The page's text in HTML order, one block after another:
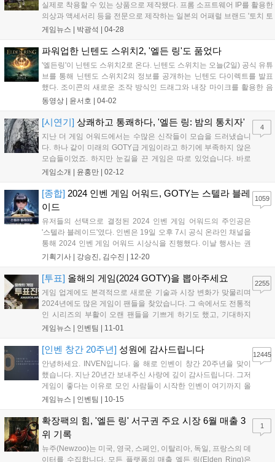
실제로 착용할 수 있는 상품으로 제작됐다. 프롬 소프트웨어 IP를 활용한
의상과 액세서리 등을 전문으로 제작하는 일본의 어패럴 브랜드 '토치 토
치(TORCH TORCH)'가 금일(28일), '엘든 링'에 등장하는 필수 아이템 중
게임뉴스 | 박광석 04-28
파워업한 닌텐도 스위치2, '엘든 링'도 품었다
'엘든링'이 닌텐도 스위치2로 온다. 닌텐도 스위치는 오늘(2일) 공식 유튜
브를 통해 닌텐도 스위치2의 정보를 공개하는 닌텐도 다이렉트를 발표
했다. 조이콘의 새로운 조작 방식인 드래그와 내장 마이크를 활용한 음
성 인식, 채팅 그리고 4K와 120FPS 지원 등 닌텐도 스위치2의 사양을
할...
동영상 | 윤서호 04-02
[시연기] 상쾌하고 통쾌하다, '엘든 링: 밤의 통치자'
지난 더 게임 어워드에서는 수많은 신작들이 모습을 드러냈습니
다. 하나 같이 미래의 GOTY급 게임이라고 하기에 부족하지 않은
모습들이었죠. 하지만 눈길을 끈 게임은 따로 있었습니다. 바로
'엘든 링: 밤의 통치자(이하 밤의 통치자)'가 그 주인공입니다.
특이했지만, 그 이상으로 눈길을 끌었던 건...
게임소개 | 윤홍만 02-12
4
[종합] 2024 인벤 게임 어워드, GOTY는 스텔라 블레
이드
유저들의 선택으로 결정된 2024 인벤 게임 어워드의 주인공은
'스텔라 블레이드'였다. 인벤은 19일 오후 7시 공식 온라인 채널을
통해 2024 인벤 게임 어워드 시상식을 진행했다. 이날 행사는 권
이슬 아나운서, 인플루언서 인간젤리, 인벤 김수진 기자가 총 13
워드는 올해 비경쟁 부문 '...
기획기사 | 강승진, 김수진 12-20
1059
[투표] 올해의 게임(2024 GOTY)을 뽑아주세요
게임 업계에도 본격적으로 새로운 기술과 시장 변화가 맞물리며
2024년에도 많은 게임이 팬들을 찾았습니다. 그 속에서도 전통적
인 시리즈의 부활이 오랜 팬들을 기쁘게 하기도 했고, 기대하지
못했던 신작이 깜짝 흥행을 거두기도 했습니다. 특히 일본은 물론
3국에 대한 기대가 높아지기도 했습니다....
게임뉴스 | 인벤팀 11-01
2255
[인벤 창간 20주년] 성원에 감사드립니다
안녕하세요. INVEN입니다. 올 해로 인벤이 창간 20주년을 맞이
했습니다. 지난 20년간 보내주신 사랑에 깊이 감사드립니다. 그저
게임이 좋다는 이유로 모인 사람들이 시작한 인벤이 여기까지 올
수 있었던 것은 보내주신 사랑과 성원 덕분이라고 생각합니다. 이
이제는 그 말을 쓰지 못하고, '고작...
게임뉴스 | 인벤팀 10-15
12445
확장팩의 힘, '엘든 링' 서구권 주요 시장 6월 매출 3
위 기록
뉴주(Newzoo)는 미국, 영국, 스페인, 이탈리아, 독일, 프랑스의 데
이터를 수집합니다. 모든 플랫폼의 매출 엘든 링(Elden Ring)은
1